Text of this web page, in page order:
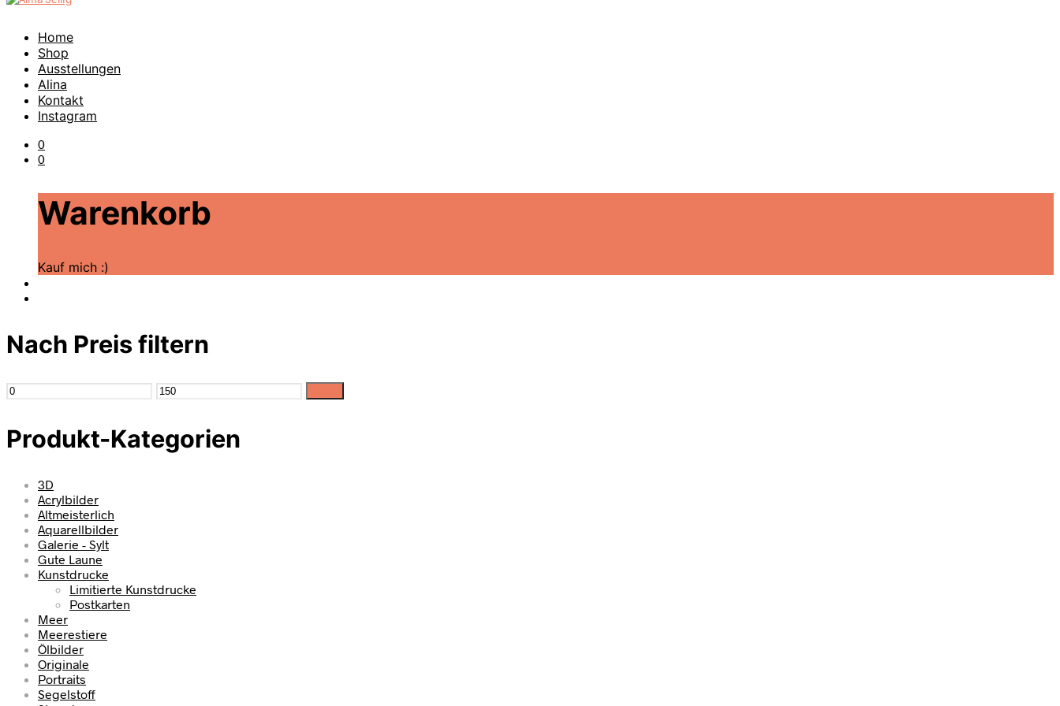
Home
Shop
Ausstellungen
Alina
Kontakt
Instagram
0
0
Warenkorb
Kauf mich :)
Nach Preis filtern
Produkt-Kategorien
3D
Acrylbilder
Altmeisterlich
Aquarellbilder
Galerie - Sylt
Gute Laune
Kunstdrucke
Limitierte Kunstdrucke
Postkarten
Meer
Meerestiere
Ölbilder
Originale
Portraits
Segelstoff